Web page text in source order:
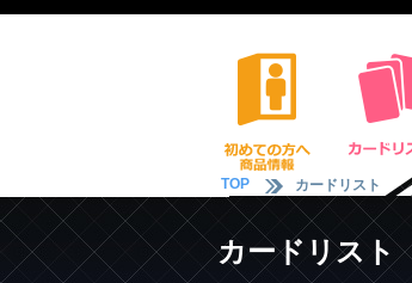
TOP カードリスト
カードリスト